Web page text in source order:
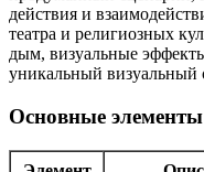
действия и
театра и религиозных
дым, визуальные
уникальный визуальный
Основные